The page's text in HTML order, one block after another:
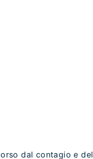
dal contagio e del